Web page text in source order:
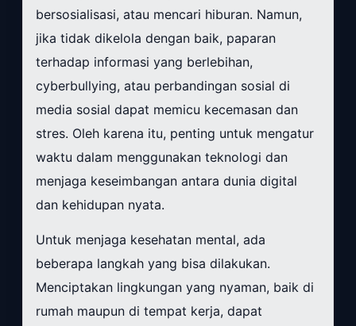
bersosialisasi, atau mencari hiburan. Namun,
jika tidak dikelola dengan baik, paparan
terhadap informasi yang berlebihan,
cyberbullying, atau perbandingan sosial di
media sosial dapat memicu kecemasan dan
stres. Oleh karena itu, penting untuk mengatur
waktu dalam menggunakan teknologi dan
menjaga keseimbangan antara dunia digital
dan kehidupan nyata.
Untuk menjaga kesehatan mental, ada
beberapa langkah yang bisa dilakukan.
Menciptakan lingkungan yang nyaman, baik di
rumah maupun di tempat kerja, dapat